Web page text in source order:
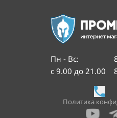
Пн - Вс:
с 9.00 до 21.00
Политика